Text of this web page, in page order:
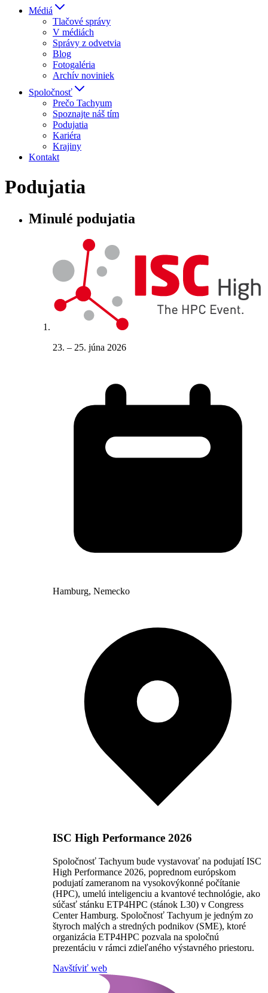
Médiá
Tlačové správy
V médiách
Správy z odvetvia
Blog
Fotogaléria
Archív noviniek
Spoločnosť
Prečo Tachyum
Spoznajte náš tím
Podujatia
Kariéra
Krajiny
Kontakt
Podujatia
Minulé podujatia
23. – 25. júna 2026
Hamburg, Nemecko
ISC High Performance 2026
Spoločnosť Tachyum bude vystavovať na podujatí ISC
High Performance 2026, poprednom európskom
podujatí zameranom na vysokovýkonné počítanie
(HPC), umelú inteligenciu a kvantové technológie, ako
súčasť stánku ETP4HPC (stánok L30) v Congress
Center Hamburg. Spoločnosť Tachyum je jedným zo
štyroch malých a stredných podnikov (SME), ktoré
organizácia ETP4HPC pozvala na spoločnú
prezentáciu v rámci zdieľaného výstavného priestoru.
Navštíviť web